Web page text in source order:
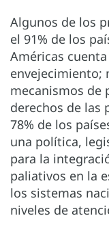
Algunos de los
el 91% de los
Américas
envejecimiento;
mecanismos de
derechos de las
78% de los
una política,
para la
paliativos en la
los sistemas
niveles de